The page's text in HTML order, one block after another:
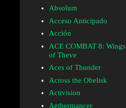
Absolum
Acceso Anticipado
Acción
ACE COMBAT 8: Wings
of Theve
Aces of Thunder
Across the Obelisk
Activision
Aethermancer